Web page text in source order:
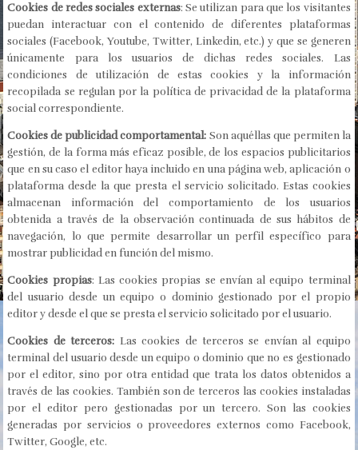
Cookies de redes sociales externas: Se utilizan para que los visitantes
puedan interactuar con el contenido de diferentes plataformas
sociales (Facebook, Youtube, Twitter, Linkedin, etc.) y que se generen
únicamente para los usuarios de dichas redes sociales. Las
condiciones de utilización de estas cookies y la información
recopilada se regulan por la política de privacidad de la plataforma
social correspondiente.
Cookies de publicidad comportamental: Son aquéllas que permiten la
gestión, de la forma más eficaz posible, de los espacios publicitarios
que en su caso el editor haya incluido en una página web, aplicación o
plataforma desde la que presta el servicio solicitado. Estas cookies
almacenan información del comportamiento de los usuarios
obtenida a través de la observación continuada de sus hábitos de
navegación, lo que permite desarrollar un perfil específico para
mostrar publicidad en función del mismo.
Cookies propias: Las cookies propias se envían al equipo terminal
del usuario desde un equipo o dominio gestionado por el propio
editor y desde el que se presta el servicio solicitado por el usuario.
Cookies de terceros: Las cookies de terceros se envían al equipo
terminal del usuario desde un equipo o dominio que no es gestionado
por el editor, sino por otra entidad que trata los datos obtenidos a
través de las cookies. También son de terceros las cookies instaladas
por el editor pero gestionadas por un tercero. Son las cookies
generadas por servicios o proveedores externos como Facebook,
Twitter, Google, etc.